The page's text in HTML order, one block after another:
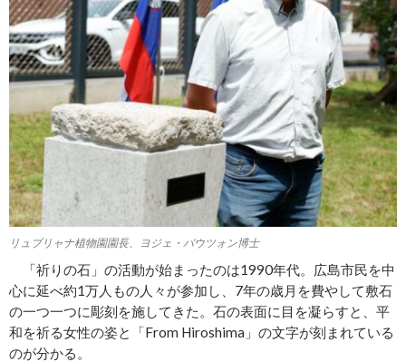
リュブリャナ植物園園長、ヨジェ・バウツォン博士
「祈りの石」の活動が始まったのは1990年代。広島市民を中
心に延べ約1万人もの人々が参加し、7年の歳月を費やして敷石
の一つ一つに彫刻を施してきた。石の表面に目を凝らすと、平
和を祈る女性の姿と「From Hiroshima」の文字が刻まれている
のが分かる。